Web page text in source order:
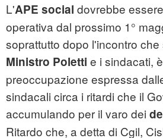
L'APE social dovrebbe
operativa dal prossimo 1°
soprattutto dopo l'incontro che
Ministro Poletti e i sindacati,
preoccupazione espressa
sindacali circa i ritardi che il
accumulando per il varo dei
Ritardo che, a detta di Cgil,